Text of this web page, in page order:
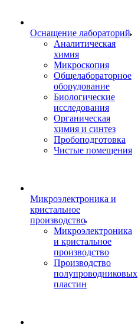
Оснащение лабораторий
Аналитическая
химия
Микроскопия
Общелабораторное
оборудование
Биологические
исследования
Органическая
химия и синтез
Пробоподготовка
Чистые помещения
Микроэлектроника и
кристальное
производство
Микроэлектроника
и кристальное
производство
Производство
полупроводниковых
пластин